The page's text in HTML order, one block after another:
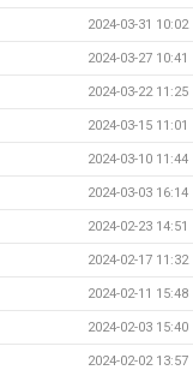
2024-03-31 10:02
2024-03-27 10:41
2024-03-22 11:25
2024-03-15 11:01
2024-03-10 11:44
2024-03-03 16:14
2024-02-23 14:51
2024-02-17 11:32
2024-02-11 15:48
2024-02-03 15:40
2024-02-02 13:57